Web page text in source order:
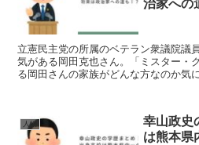
治家への
立憲民主党の所属のベテラン衆議院議
気がある岡田克也さん。「ミスター・
る岡田さんの家族がどんな方なのか気
人物
幸山政史
は熊本県